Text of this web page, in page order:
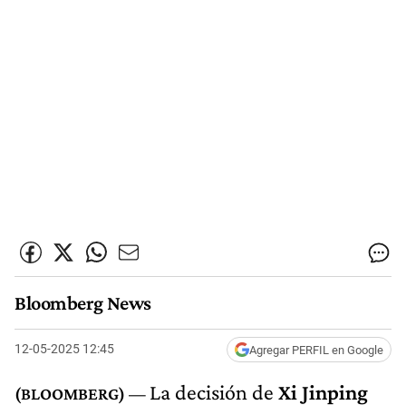
Bloomberg News
12-05-2025 12:45 Agregar PERFIL en Google
La decisión de Xi Jinping